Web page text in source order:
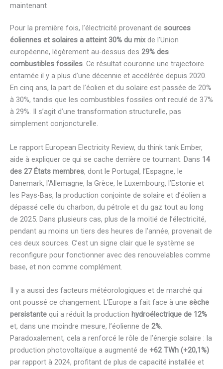
maintenant
Pour la première fois, l’électricité provenant de sources
éoliennes et solaires a atteint 30% du mixde l’Union
européenne, légèrement au-dessus des 29% des
combustibles fossiles. Ce résultat couronne une trajectoire
entamée il y a plus d’une décennie et accélérée depuis 2020.
En cinq ans, la part de l’éolien et du solaire est passée de 20%
à 30%, tandis que les combustibles fossiles ont reculé de 37%
à 29%. Il s’agit d’une transformation structurelle, pas
simplement conjoncturelle.
Le rapport European Electricity Review, du think tank Ember,
aide à expliquer ce qui se cache derrière ce tournant. Dans 14
des 27 États membres, dont le Portugal, l’Espagne, le
Danemark, l’Allemagne, la Grèce, le Luxembourg, l’Estonie et
les Pays-Bas, la production conjointe de solaire et d’éolien a
dépassé celle du charbon, du pétrole et du gaz tout au long
de 2025. Dans plusieurs cas, plus de la moitié de l’électricité,
pendant au moins un tiers des heures de l’année, provenait de
ces deux sources. C’est un signe clair que le système se
reconfigure pour fonctionner avec des renouvelables comme
base, et non comme complément.
Il y a aussi des facteurs météorologiques et de marché qui
ont poussé ce changement. L’Europe a fait face à une sèche
persistante qui a réduit la production hydroélectrique de 12%
et, dans une moindre mesure, l’éolienne de 2%.
Paradoxalement, cela a renforcé le rôle de l’énergie solaire : la
production photovoltaïque a augmenté de +62 TWh (+20,1%)
par rapport à 2024, profitant de plus de capacité installée et